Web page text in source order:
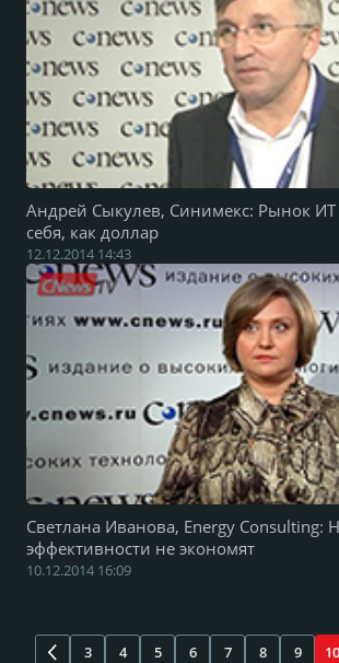
Андрей Сыкулев, Синимекс: Рынок ИТ
себя, как доллар
12.12.2014 14:43
Светлана Иванова, Energy Consulting:
эффективности не экономят
10.12.2014 16:09
3 4 5 6 7 8 9 10